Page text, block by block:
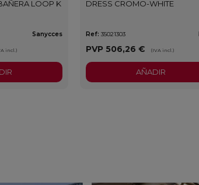
LOOP K
Sanycces
incl.)
DRESS CROMO-WHITE
Ref: 35021303
PVP 506,26 € (IVA incl.)
AÑADIR